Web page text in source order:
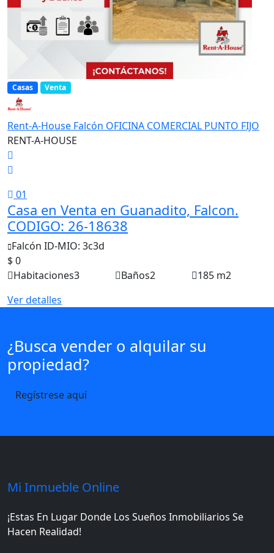
Casas Venta
Rent-A-House Falcón OFICINA COMERCIAL PUNTO FIJO
RENT-A-HOUSE
01
Casa en Venta en Guanadito, Falcon.
CODIGO: 26-18638
Falcón ID-MIO: 3c3d
$ 0
Habitaciones3 Baños2
185 m2
Ver detalles
¿Busca vender o alquilar su
propiedad?
Regístrese aquí
Mi Inmueble Online
¡Estas En Lugar Donde Los Sueños Inmobiliarios Se
Hacen Realidad!